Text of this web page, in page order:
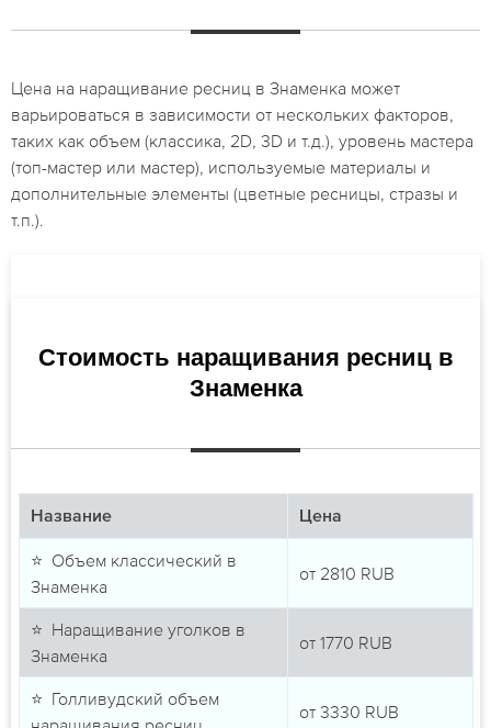
Цена на наращивание ресниц в Знаменка может
варьироваться в зависимости от нескольких факторов,
таких как объем (классика, 2D, 3D и т.д.), уровень мастера
(топ-мастер или мастер), используемые материалы и
дополнительные элементы (цветные ресницы, стразы и
т.п.).
Стоимость наращивания ресниц в
Знаменка
Название Цена
⭐ Объем классический в
Знаменка
от 2810 RUB
⭐ Наращивание уголков в
Знаменка
от 1770 RUB
⭐ Голливудский объем
от 3330 RUB